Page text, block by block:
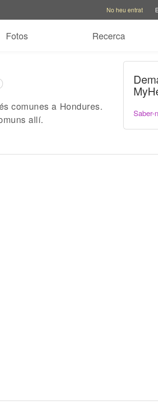
No heu entrat
Fotos Recerca
comunes a Hondures.
allí. Saber-